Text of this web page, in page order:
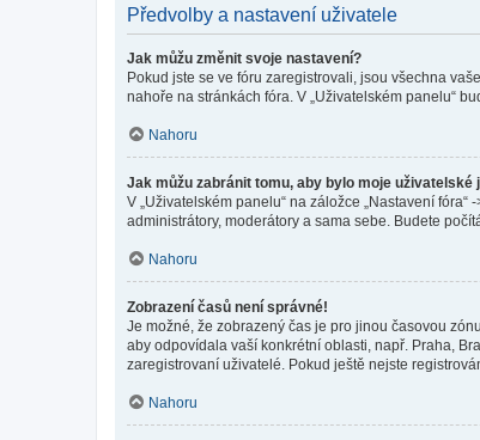
Předvolby a nastavení uživatele
Jak můžu změnit svoje nastavení?
Pokud jste se ve fóru zaregistrovali, jsou všechna
nahoře na stránkách fóra. V „Uživatelském panelu“
Nahoru
Jak můžu zabránit tomu, aby bylo moje
V „Uživatelském panelu“ na záložce „Nastavení fóra“
administrátory, moderátory a sama sebe. Budete
Nahoru
Zobrazení časů není správné!
Je možné, že zobrazený čas je pro jinou časovou
aby odpovídala vaší konkrétní oblasti, např. Praha,
zaregistrovaní uživatelé. Pokud ještě nejste
Nahoru